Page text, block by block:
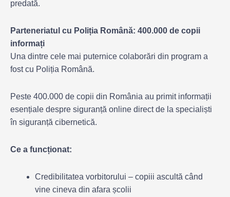
predată.
Parteneriatul cu Poliția Română: 400.000 de copii
informați
Una dintre cele mai puternice colaborări din program a
fost cu Poliția Română.
Peste 400.000 de copii din România au primit informații
esențiale despre siguranță online direct de la specialiști
în siguranță cibernetică.
Ce a funcționat:
Credibilitatea vorbitorului – copiii ascultă când
vine cineva din afara școlii